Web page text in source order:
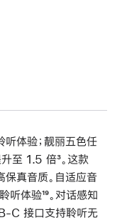
听体验；靓丽五色任
升至 1.5 倍脚
注
³。这款
真音质。自适应音
听体验脚
注
¹⁹。对话感知
C 接口支持聆听无